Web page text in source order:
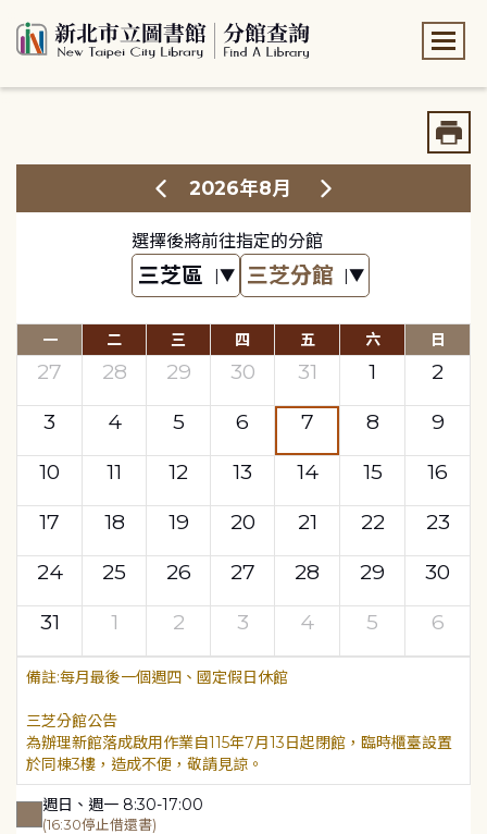
2026年8月
選擇後將前往指定的分館
一 二 三 四 五 六 日
27 28 29 30 31 1
2
3
4 5 6 7 8
9
10
11 12 13 14 15
16
17
18 19 20 21 22
23
24
25 26 27 28 29
30
31
1 2 3 4 5 6
每月最後一個週四、國定假日休館
三芝分館公告
為辦理新館落成啟用作業自115年7月13日起閉館，臨時櫃臺設置
於同棟3樓，造成不便，敬請見諒。
週日、週一 8:30-17:00
(16:30停止借還書)